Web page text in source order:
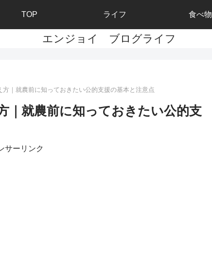
エンジョイ ブログライフ
TOP ライフ 食べ物
｜就農前に知っておきたい公的支援の基本と注意点
｜就農前に知っておきたい公的支
サーリンク